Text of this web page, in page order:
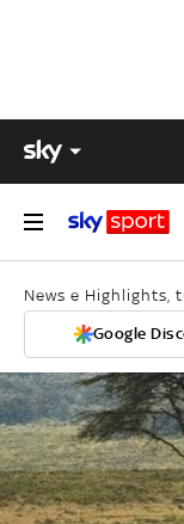
News e Highlights,
Google